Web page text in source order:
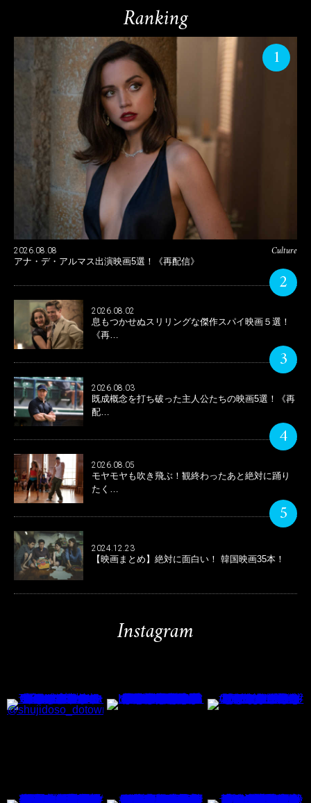
Ranking
1
Culture
2026.08.08
アナ・デ・アルマス出演映画5選！《再配信》
2
2026.08.02
息もつかせぬスリリングな傑作スパイ映画５選！
《再…
3
2026.08.03
既成概念を打ち破った主人公たちの映画5選！《再
配…
4
2026.08.05
モヤモヤも吹き飛ぶ！観終わったあと絶対に踊り
たく…
5
2024.12.23
【映画まとめ】絶対に面白い！ 韓国映画35本！
Instagram